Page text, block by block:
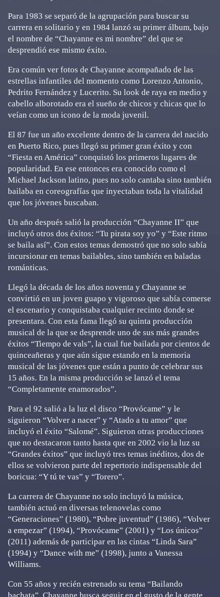
Para 1983 se separó de la agrupación para buscar su
carrera en solitario y en 1984 lanzó su primer álbum, bajo
el nombre de “Chayanne es mi nombre” del que se
desprendió ese mismo éxito.
Era común ver fotos de Chayanne acompañado de las
estrellas infantiles del momento como Lorenzo Antonio,
Pedrito Fernández y Lucerito. Su look de raya en medio y
cabello alborotado era el sueño de chicos y chicas que lo
veían como un icono de la moda juvenil.
El 87 fue un año excelente dentro de la carrera del nacido
en Puerto Rico, pues llegó su primer gran éxito y con
“Fiesta en América” conquistó los primeros lugares de
popularidad. En ese entonces era conocido como el
Michael Jackson latino, pues no solo cantaba sino también
bailaba en coreografías que inyectaban toda la vitalidad
que los jóvenes buscaban.
Un año después salió la producción “Chayanne II” que
incluyó otros dos éxitos: “Tu pirata soy yo” y “Este ritmo
se baila así”. Con estos temas demostró que no solo sabía
incursionar en temas bailables, sino también en baladas
románticas.
Llegó la década de los años noventa y Chayanne se
convirtió en un joven guapo y vigoroso que sabía comerse
el escenario y conquistaba cualquier recinto donde se
presentara. Con esta fama llegó su quinta producción
musical de la que se desprende uno de sus más grandes
éxitos “Tiempo de vals”, la cual fue bailada por cientos de
quinceañeras y que aún sigue estando en la memoria
musical de las jóvenes que están a punto de celebrar sus
15 años. En la misma producción se lanzó el tema
“Completamente enamorados”.
Para el 92 salió a la luz el disco “Provócame” y le
siguieron “Volver a nacer” y “Atado a tu amor” que
incluyó el éxito “Salomé”. Siguieron otras producciones
que no destacaron tanto hasta que en 2002 vio la luz su
“Grandes éxitos” que incluyó tres temas inéditos, dos de
ellos se volvieron parte del repertorio indispensable del
boricua: “Y tú te vas” y “Torero”.
La carrera de Chayanne no solo incluyó la música,
también actuó en diversas telenovelas como
“Generaciones” (1980), “Pobre juventud” (1986), “Volver
a empezar” (1994), “Provócame” (2001) y “Los únicos”
(2011) además de participar en las cintas “Linda Sara”
(1994) y “Dance with me” (1998), junto a Vanessa
Williams.
Con 55 años y recién estrenado su tema “Bailando